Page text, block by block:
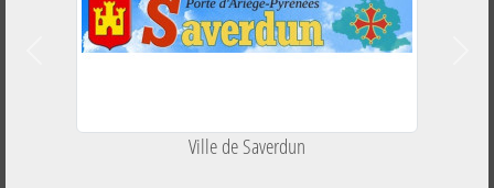
Ville de Saverdun